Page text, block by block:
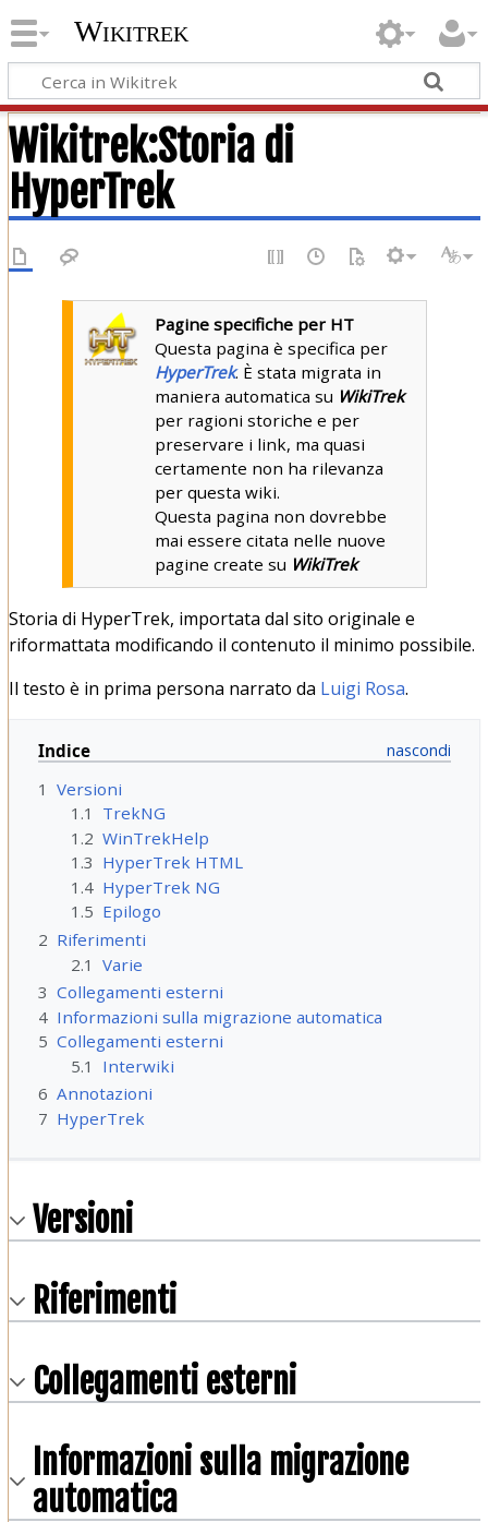
Wikitrek
Wikitrek:Storia di
HyperTrek
Pagine specifiche per HT
Questa pagina è specifica per
HyperTrek. È stata migrata in
maniera automatica su WikiTrek
per ragioni storiche e per
preservare i link, ma quasi
certamente non ha rilevanza
per questa wiki.
Questa pagina non dovrebbe
mai essere citata nelle nuove
pagine create su WikiTrek
Storia di HyperTrek, importata dal sito originale e
riformattata modificando il contenuto il minimo possibile.
Il testo è in prima persona narrato da Luigi Rosa.
Indice
1 Versioni
1.1
TrekNG
1.2 WinTrekHelp
1.3 HyperTrek HTML
1.4 HyperTrek NG
1.5 Epilogo
2 Riferimenti
2.1
Varie
3 Collegamenti esterni
4 Informazioni sulla migrazione automatica
5 Collegamenti esterni
5.1
Interwiki
6 Annotazioni
7 HyperTrek
Versioni
Riferimenti
Collegamenti esterni
Informazioni sulla migrazione
automatica